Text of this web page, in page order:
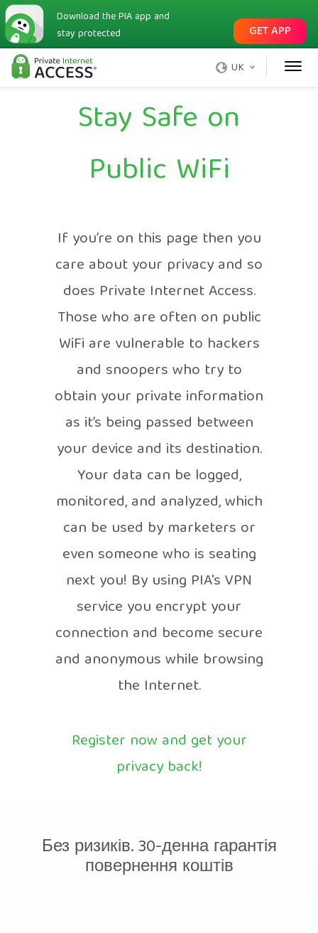
Download the PIA app and
stay protected
GET APP
UK
Stay Safe on
Public WiFi
If you’re on this page then you
care about your privacy and so
does Private Internet Access.
Those who are often on public
WiFi are vulnerable to hackers
and snoopers who try to
obtain your private information
as it’s being passed between
your device and its destination.
Your data can be logged,
monitored, and analyzed, which
can be used by marketers or
even someone who is seating
next you! By using PIA's VPN
service you encrypt your
connection and become secure
and anonymous while browsing
the Internet.
Register now and get your
privacy back!
Без ризиків. 30-денна гарантія
повернення коштів